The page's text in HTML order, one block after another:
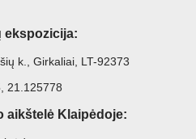
ekspozicija:
k., Girkaliai, LT-92373
21.125778
aikštelė Klaipėdoje: